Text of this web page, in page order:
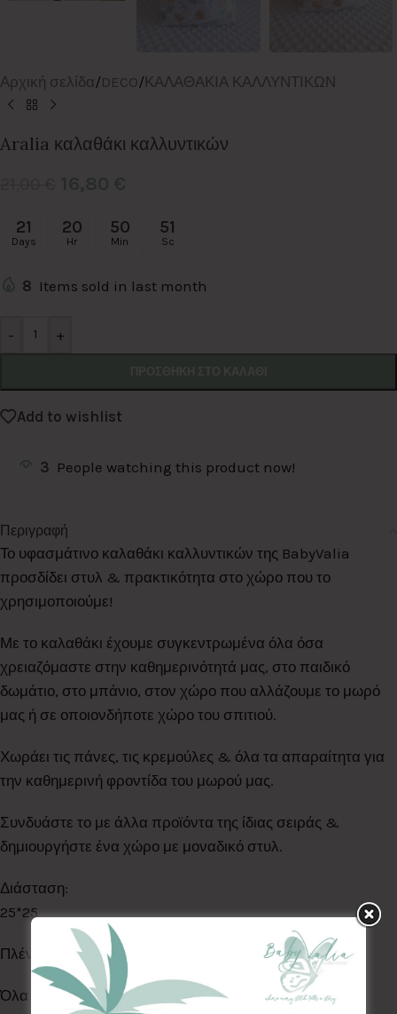
Αρχική σελίδα/DECO/ΚΑΛΑΘΑΚΙΑ ΚΑΛΛΥΝΤΙΚΩΝ
Aralia καλαθάκι καλλυντικών
21
Days
20
Hr
50
Min
51
Sc
8 Items sold in last month
- +
Alternative:
Add to wishlist
3 People watching this product now!
Περιγραφή
Το υφασμάτινο καλαθάκι καλλυντικών της BabyValia
προσδίδει στυλ & πρακτικότητα στο χώρο που το
χρησιμοποιούμε!
Με το καλαθάκι έχουμε συγκεντρωμένα όλα όσα
χρειαζόμαστε στην καθημερινότητά μας, στο παιδικό
δωμάτιο, στο μπάνιο, στον χώρο που αλλάζουμε το μωρό
μας ή σε οποιονδήποτε χώρο του σπιτιού.
Χωράει τις πάνες, τις κρεμούλες & όλα τα απαραίτητα για
την καθημερινή φροντίδα του μωρού μας.
Συνδυάστε το με άλλα προϊόντα της ίδιας σειράς &
δημιουργήστε ένα χώρο με μοναδικό στυλ.
Διάσταση:
25*25
Πλένεται στο πλυντήριο στους 30°C
Όλα τα Υφάσματα της συλλογής μας είναι ελεγμένα &